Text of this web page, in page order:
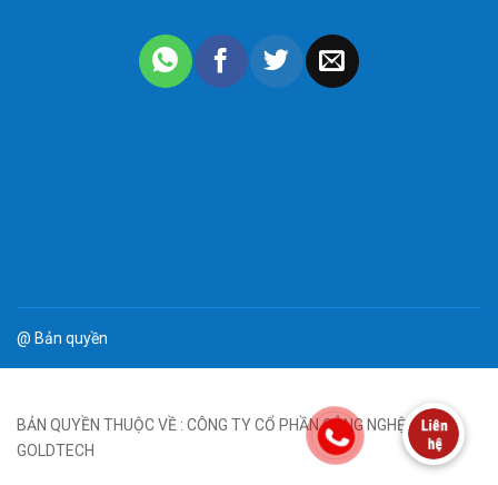
Măng xông quang 4FO Mini FTTH
@ Bản quyền
BẢN QUYỀN THUỘC VỀ : CÔNG TY CỔ PHẦN CÔNG NGHỆ
GOLDTECH